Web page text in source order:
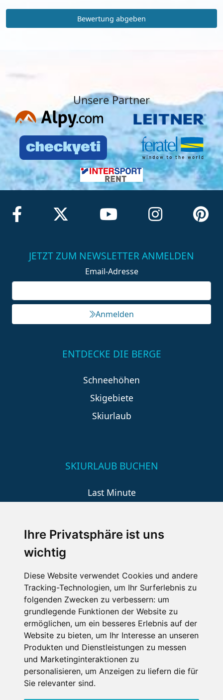
Ihre Privatsphäre ist uns
wichtig
Diese Website verwendet Cookies und andere
Tracking-Technologien, um Ihr Surferlebnis zu
folgenden Zwecken zu verbessern: um
grundlegende Funktionen der Website zu
ermöglichen, um ein besseres Erlebnis auf der
Website zu bieten, um Ihr Interesse an unseren
Produkten und Dienstleistungen zu messen
und Marketinginteraktionen zu
personalisieren, um Anzeigen zu liefern die für
Sie relevanter sind.
Bewertung abgeben
Unsere Partner
JETZT ZUM NEWSLETTER ANMELDEN
Email-Adresse
Anmelden
ENTDECKE DIE BERGE
Schneehöhen
Skigebiete
Skiurlaub
SKIURLAUB BUCHEN
Last Minute
Wellness
SCHNEEHÖHEN SKI APP
Die Schneehoehen Ski APP für iOS und Android - Ein
Muss für alle Wintersportler und Schneefreaks!